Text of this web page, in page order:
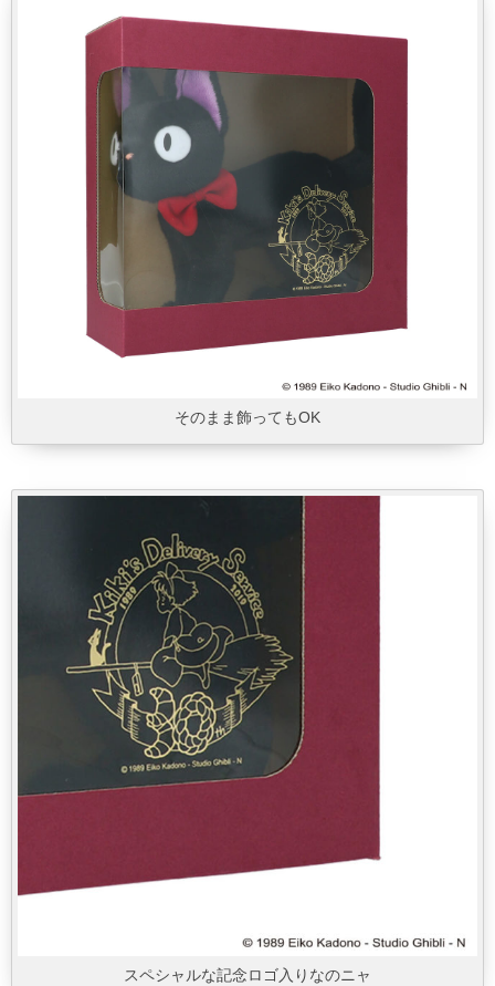
そのまま飾ってもOK
スペシャルな記念ロゴ入りなのニャ